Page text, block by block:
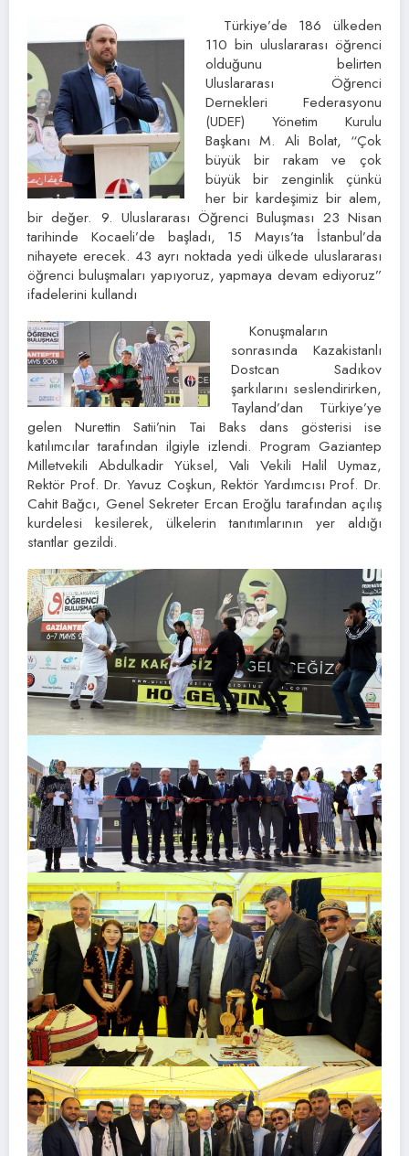
Türkiye’de 186 ülkeden
110 bin uluslararası öğrenci
olduğunu belirten
Uluslararası Öğrenci
Dernekleri Federasyonu
(UDEF) Yönetim Kurulu
Başkanı M. Ali Bolat, “Çok
büyük bir rakam ve çok
büyük bir zenginlik çünkü
her bir kardeşimiz bir alem,
bir değer. 9. Uluslararası Öğrenci Buluşması 23 Nisan
tarihinde Kocaeli’de başladı, 15 Mayıs’ta İstanbul’da
nihayete erecek. 43 ayrı noktada yedi ülkede uluslararası
öğrenci buluşmaları yapıyoruz, yapmaya devam ediyoruz”
ifadelerini kullandı
Konuşmaların
sonrasında Kazakistanlı
Dostcan Sadıkov
şarkılarını seslendirirken,
Tayland’dan Türkiye’ye
gelen Nurettin Satii’nin Tai Baks dans gösterisi ise
katılımcılar tarafından ilgiyle izlendi. Program Gaziantep
Milletvekili Abdulkadir Yüksel, Vali Vekili Halil Uymaz,
Rektör Prof. Dr. Yavuz Coşkun, Rektör Yardımcısı Prof. Dr.
Cahit Bağcı, Genel Sekreter Ercan Eroğlu tarafından açılış
kurdelesi kesilerek, ülkelerin tanıtımlarının yer aldığı
stantlar gezildi.